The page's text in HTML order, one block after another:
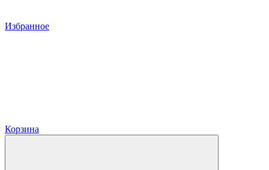
Избранное
Корзина